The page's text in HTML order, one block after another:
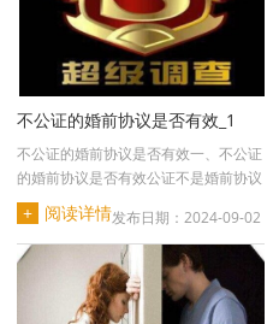
不公证的婚前协议是否有效_1
不公证的婚前协议是否有效一、不公证
的婚前协议是否有效公证不是婚前协议
有效的必要条件，···
+ 阅读详情发布日期：2024-09-02